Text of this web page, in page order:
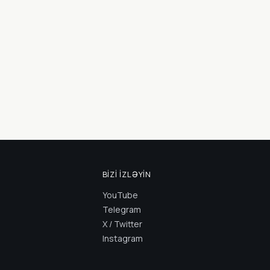
BIZI İZLƏYIN
YouTube
Telegram
X / Twitter
Instagram